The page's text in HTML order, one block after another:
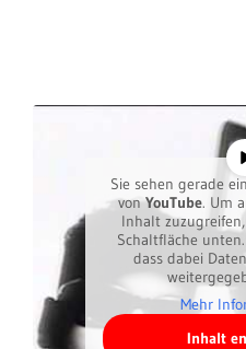
Sie sehen gerade
vonYouTube. Um
Inhalt
Schaltfläche
dass dabei
Mehr
Inhalt